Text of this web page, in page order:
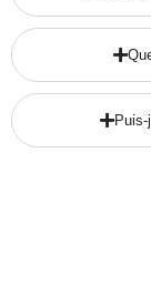
Puis-